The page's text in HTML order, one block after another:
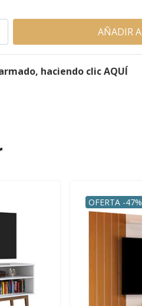
haciendo clic AQUÍ
OFERTA -47%